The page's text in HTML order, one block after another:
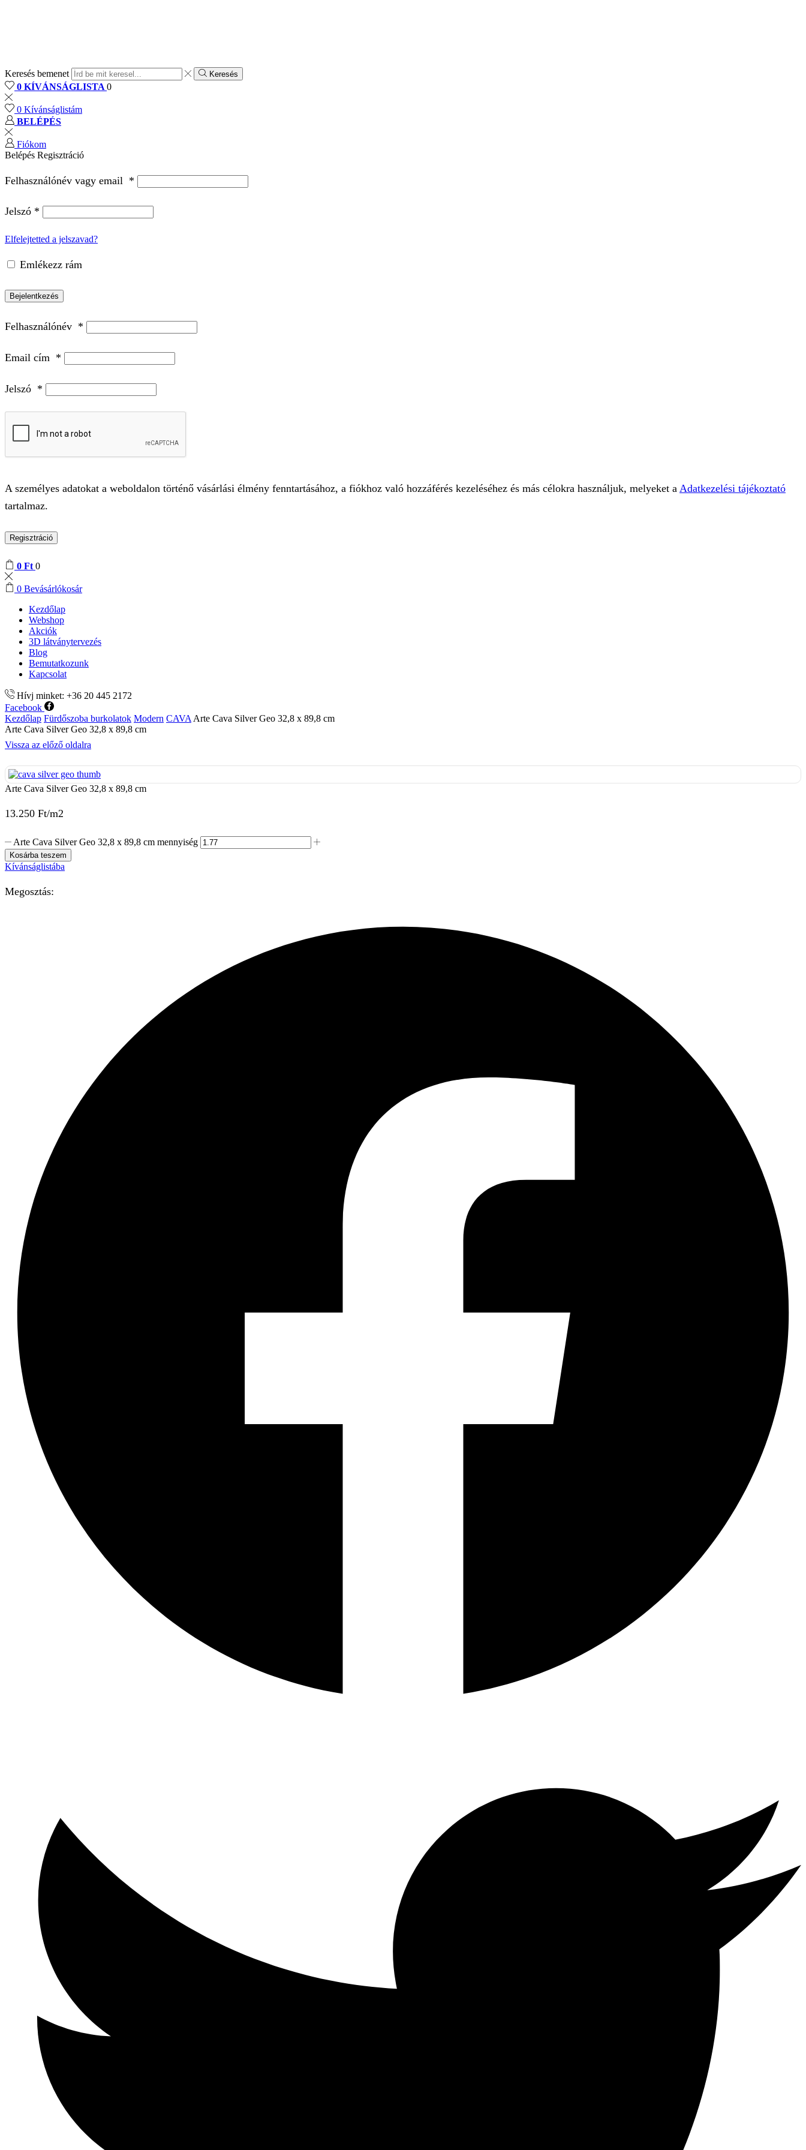
Keresés bemenet Keresés
0 KÍVÁNSÁGLISTA 0
0 Kívánságlistám
BELÉPÉS
Fiókom
Belépés Regisztráció
Felhasználónév vagy email *
Jelszó *
Elfelejtetted a jelszavad?
Emlékezz rám
Bejelentkezés
Felhasználónév *
Email cím *
Jelszó *
A személyes adatokat a weboldalon történő vásárlási élmény fenntartásához, a fiókhoz való hozzáférés kezeléséhez és más célokra használjuk, melyeket a Adatkezelési tájékoztató
tartalmaz.
Regisztráció
0 Ft 0
0 Bevásárlókosár
Kezdőlap
Webshop
Akciók
3D látványtervezés
Blog
Bemutatkozunk
Kapcsolat
Hívj minket: +36 20 445 2172
Facebook
Kezdőlap Fürdőszoba burkolatok Modern CAVA Arte Cava Silver Geo 32,8 x 89,8 cm
Arte Cava Silver Geo 32,8 x 89,8 cm
Vissza az előző oldalra
Arte Cava Silver Geo 32,8 x 89,8 cm
13.250 Ft/m2
Arte Cava Silver Geo 32,8 x 89,8 cm mennyiség
Kosárba teszem
Kívánságlistába
Megosztás: